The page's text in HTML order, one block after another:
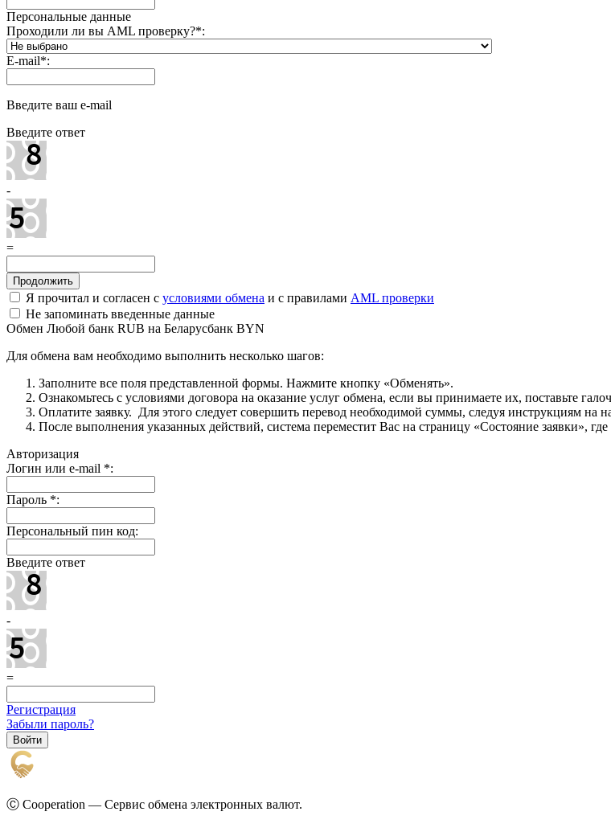
Персональные данные
Проходили ли вы AML проверку?*:
E-mail*:
Введите ваш e-mail
Введите ответ
-
=
Я прочитал и согласен с условиями обмена и с правилами AML проверки
Не запоминать введенные данные
Обмен Любой банк RUB на Беларусбанк BYN
Для обмена вам необходимо выполнить несколько шагов:
Заполните все поля представленной формы. Нажмите кнопку «Обменять».
Ознакомьтесь с условиями договора на оказание услуг обмена, если вы принимаете их, поставьте
Оплатите заявку. Для этого следует совершить перевод необходимой суммы, следуя инструкциям на
После выполнения указанных действий, система переместит Вас на страницу «Состояние заявки», где
Авторизация
Логин или e-mail *:
Пароль *:
Персональный пин код:
Введите ответ
-
=
Регистрация
Забыли пароль?
Ⓒ Cooperation — Сервис обмена электронных валют.